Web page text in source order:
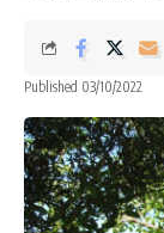
Published 03/10/2022